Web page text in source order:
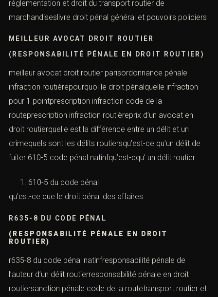
réglementation et droit du transport routier de
marchandiseslivre droit pénal général et pouvoirs policiers
MEILLEUR AVOCAT DROIT ROUTIER
(RESPONSABILITÉ PÉNALE EN DROIT ROUTIER)
meilleur avocat droit routier parisordonnance pénale
infraction routièrepourquoi le droit pénalquelle infraction
pour 1 pointprescription infraction code de la
routeprescription infraction routièreprix d’un avocat en
droit routierquelle est la différence entre un délit et un
crimequels sont les délits routiersqu’est-ce qu’un délit de
fuiter 610-5 code pénal natinfqu’est-cqu’ un délit routier
610-5 du code pénal
qu’est-ce que le droit pénal des affaires
R635-8 DU CODE PÉNAL
(RESPONSABILITÉ PÉNALE EN DROIT
ROUTIER)
r635-8 du code pénal natinfresponsabilité pénale de
l’auteur d’un délit routierresponsabilité pénale en droit
routiersanction pénale code de la routetransport routier et